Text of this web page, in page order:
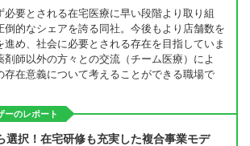
必要とされる在宅医療に早い段階より取り組
倒的なシェアを誇る同社。今後もより店舗数を
進め、社会に必要とされる存在を目指していま
剤師以外の方々との交流（チーム医療）によ
存在意義について考えることができる職場で
ーのレポート
選択！在宅研修も充実した複合事業モデ